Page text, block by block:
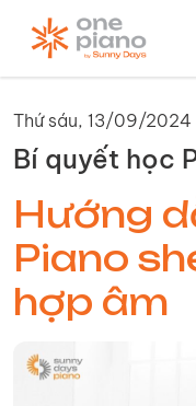
Thứ sáu, 13/09/2024
Bí quyết học
Hướng
Piano
hợp âm